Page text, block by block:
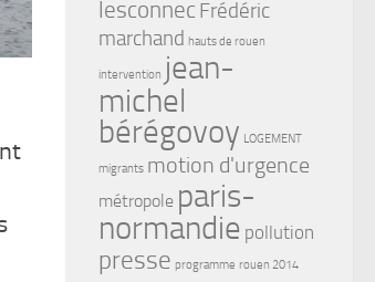
lesconnecFrédéric
marchand hauts de rouen
intervention jean-
michel
bérégovoy LOGEMENT
migrants motion d'urgence
métropole paris-
normandie pollution
presse programme rouen 2014